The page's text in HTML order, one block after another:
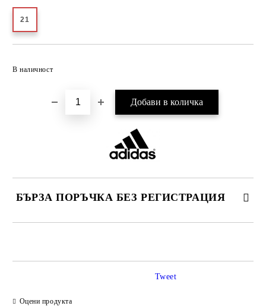
21
В наличност
БЪРЗА ПОРЪЧКА БЕЗ РЕГИСТРАЦИЯ
Оцени продукта
Tweet